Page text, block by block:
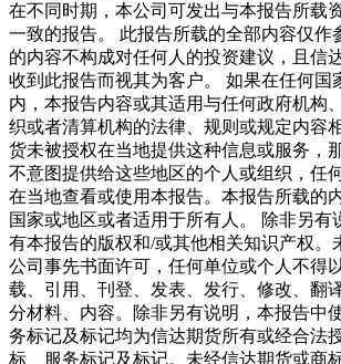
在不同时期，本公司可发出与本报告所载
一致的报告。 此报告所载的全部内容仅作
的内容不构成对任何人的投资建议，且信
收到此报告而视其为客户。 如果在任何国
内，本报告内容或其适用与任何政府机构
织或者清算机构的法律、规则或规定内容
货未被授权在当地提供这种信息或服务，
不意图提供给这些地区的个人或组织，任
在当地查看或使用本报告。本报告所载的
国家或地区或者适用于所有人。 除非另有
有本报告的版权和/或其他相关知识产权。
公司事先书面许可，任何单位或个人不得
载、引用、刊登、发表、发行、修改、翻
分材料、内容。除非另有说明，本报告中
务标记及标记均为信达期货所有或经合法
标、服务标记及标记。未经信达期货或商